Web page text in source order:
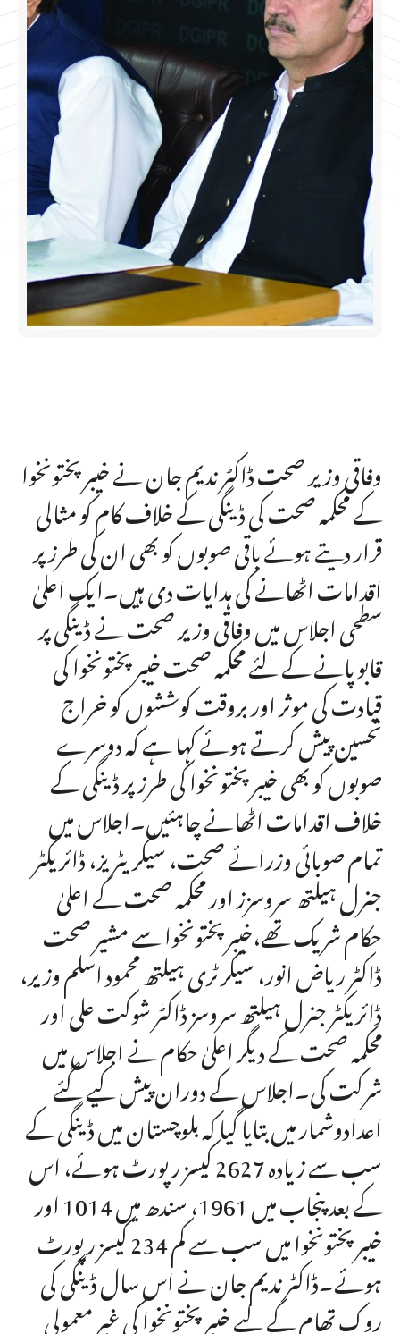
وفاقی وزیر صحت ڈاکٹر ندیم جان نے خیبرپختونخوا
کے محکمہ صحت کی ڈینگی کے خلاف کام کو مثالی
قرار دیتے ہوئے باقی صوبوں کو بھی ان کی طرز پر
اقدامات اٹھانے کی ہدایات دی ہیں۔ایک اعلیٰ
سطحی اجلاس میں وفاقی وزیر صحت نے ڈینگی پر
قابو پانے کے لئے محکمہ صحت خیبر پختونخوا کی
قیادت کی موثر اور بروقت کوششوں کو خراج
تحسین پیش کرتے ہوئے کہا ہے کہ دوسرے
صوبوں کو بھی خیبرپختونخوا کی طرز پر ڈینگی کے
خلاف اقدامات اٹھانے چاہئیں۔اجلاس میں
تمام صوبائی وزرائے صحت، سیکریٹریز، ڈائریکٹر
جنرل ہیلتھ سروسزز اور محکمہ صحت کے اعلیٰ
حکام شریک تھے،خیبرپختونخوا سے مشیر صحت
ڈاکٹر ریاض انور، سیکرٹری ہیلتھ محمود اسلم وزیر،
ڈائریکٹر جنرل ہیلتھ سروسز ڈاکٹر شوکت علی اور
محکمہ صحت کے دیگر اعلیٰ حکام نے اجلاس میں
شرکت کی۔اجلاس کے دوران پیش کیے گئے
اعدادوشمار میں بتایا گیا کہ بلوچستان میں ڈینگی کے
سب سے زیادہ 2627 کیسز رپورٹ ہوئے، اس
کے بعد پنجاب میں 1961، سندھ میں 1014 اور
خیبر پختونخوا میں سب سے کم 234 کیسز رپورٹ
ہوئے۔ڈاکٹر ندیم جان نے اس سال ڈینگی کی
روک تھام کے لیے خیبرپختونخوا کی غیر معمولی